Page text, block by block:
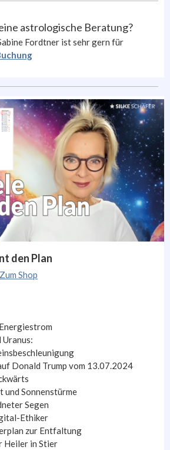
astrologische Beratung?
Fordtner ist sehr gern für
den Plan
Zum Shop
Uranus:
Donald Trump vom 13.07.2024
und Sonnenstürme
Segen
Ethiker
zur Entfaltung
Heiler in Stier